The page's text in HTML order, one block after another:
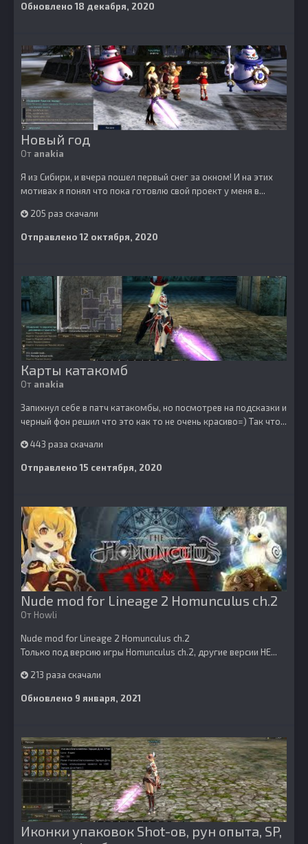
Обновлено18 декабря, 2020
Новый год
От anakia
Я из Сибири, и вчера пошел первый снег за окном! И на этих
мотивах я понял что пока готовлю свой проект у меня в...
205 раз скачали
Отправлено12 октября, 2020
Карты катакомб
От anakia
Запихнул себе в патч катакомбы, но посмотрев на подсказки и
черный фон решил что это как то не очень красиво=) Так что...
443 раза скачали
Отправлено15 сентября, 2020
Nude mod for Lineage 2 Homunculus ch.2
От Howli
Nude mod for Lineage 2 Homunculus ch.2
Только под версию игры Homunculus ch.2, другие версии НЕ...
213 раза скачали
Обновлено 9 января, 2021
Иконки упаковок Shot-ов, рун опыта, SP,